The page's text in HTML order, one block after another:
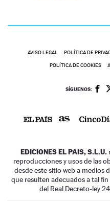
AVISO LEGAL POLÍTICA DE
POLÍTICA DE COOKIES
SÍGUENOS:
EDICIONES EL PAIS, S.L.U.
reproducciones y usos de las
desde este sitio web a medios
que resulten adecuados a tal
del Real Decreto-ley